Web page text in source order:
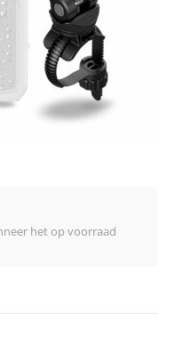
het op voorraad